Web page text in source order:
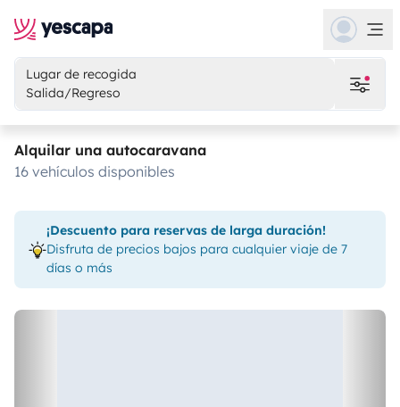
Lugar de recogida
Salida/Regreso
Alquilar una autocaravana
16 vehículos disponibles
¡Descuento para reservas de larga duración!
Disfruta de precios bajos para cualquier viaje de 7
días o más